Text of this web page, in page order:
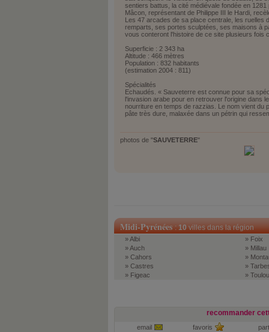
sentiers battus, la cité médiévale fondée en
Mâcon, représentant de Philippe III le Hardi,
Les 47 arcades de sa place centrale, les ruelles
remparts, ses portes sculptées, ses maisons à
vous conteront l'histoire de ce site plusieurs fois
Superficie : 2 343 ha
Altitude : 466 mètres
Population : 832 habitants
(estimation 2004 : 811)
Spécialités
Echaudés. « Sauveterre est connue pour sa
l'invasion arabe pour en retrouver l'origine dans
nourriture en temps de razzias. Le nom vient du
pâte très dure, malaxée dans un pétrin qui
photos de "SAUVETERRE"
Midi-Pyrénées:10villes dans la région
» Albi
» Auch
» Cahors
» Castres
» Figeac
» Foix
» Millau
»
»
»
recommander
email favoris